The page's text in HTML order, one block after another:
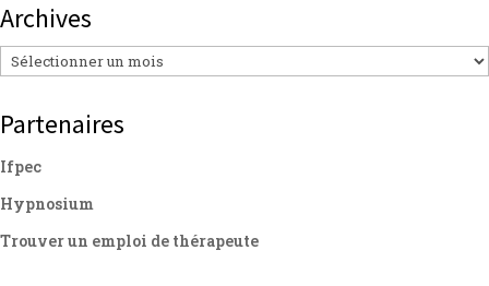
Archives
Archives
Partenaires
Ifpec
Hypnosium
Trouver un emploi de thérapeute